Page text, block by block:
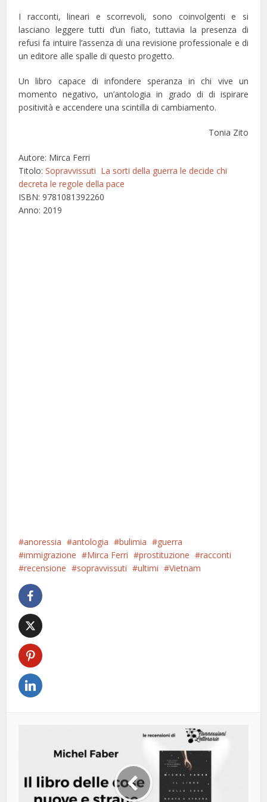
I racconti, lineari e scorrevoli, sono coinvolgenti e si
lasciano leggere tutti d’un fiato, tuttavia la presenza di
refusi fa intuire l’assenza di una revisione professionale e di
un editore alle spalle di questo progetto.
Un libro capace di infondere speranza in chi vive un
momento negativo, un’antologia in grado di di ispirare
positività e accendere una scintilla di cambiamento.
Tonia Zito
Autore: Mirca Ferri
Titolo:Sopravvissuti La sorti della guerra le decide chi
decreta le regole della pace
ISBN: 9781081392260
Anno: 2019
anoressia antologia bulimia
guerra
immigrazione
Mirca Ferri prostituzione
racconti
recensione
sopravvissuti ultimi Vietnam